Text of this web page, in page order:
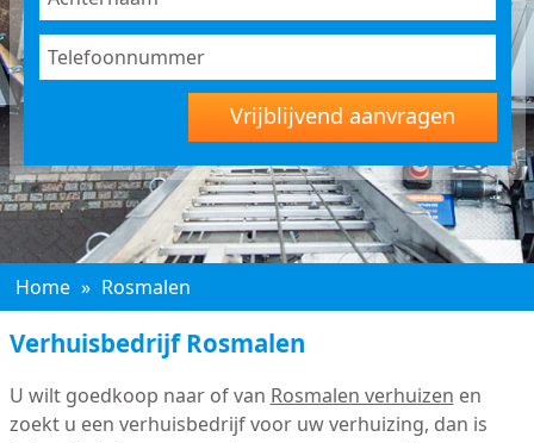
Vrijblijvend aanvragen
Home » Rosmalen
Verhuisbedrijf Rosmalen
U wilt goedkoop naar of van Rosmalen verhuizen en
zoekt u een verhuisbedrijf voor uw verhuizing, dan is